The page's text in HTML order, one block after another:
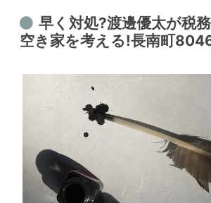
早く対処?渡邊優太が税
空き家を考える!長南町